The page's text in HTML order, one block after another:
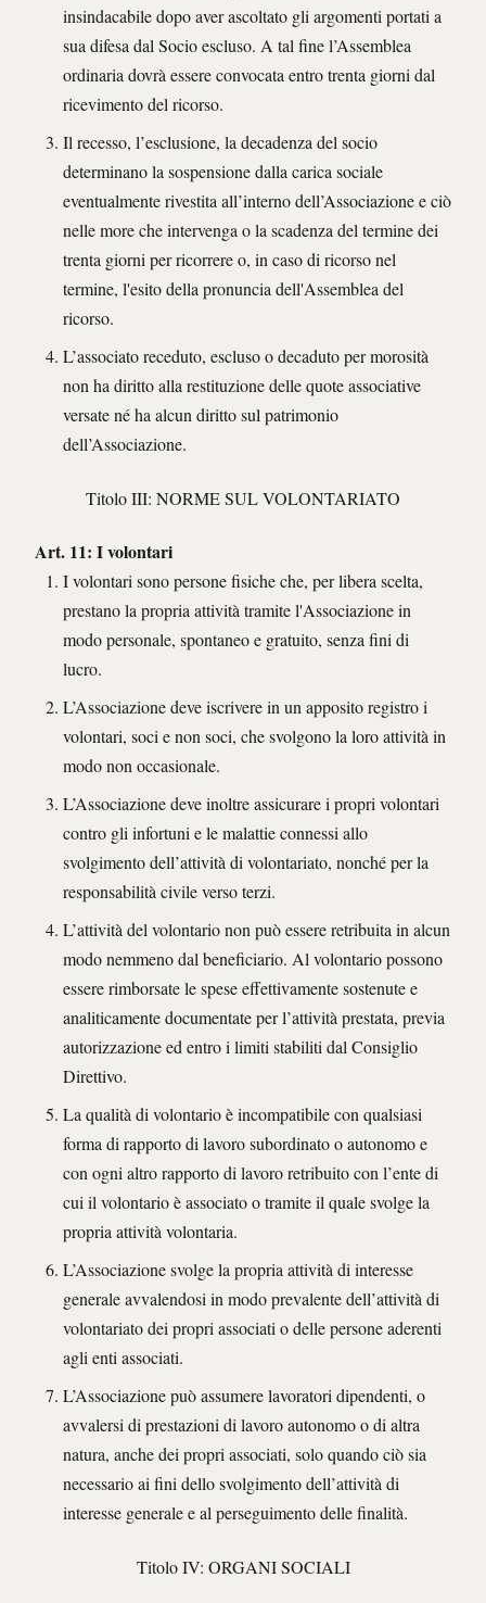
insindacabile dopo aver ascoltato gli argomenti portati a
sua difesa dal Socio escluso. A tal fine l’Assemblea
ordinaria dovrà essere convocata entro trenta giorni dal
ricevimento del ricorso.
Il recesso, l’esclusione, la decadenza del socio
determinano la sospensione dalla carica sociale
eventualmente rivestita all’interno dell’Associazione e ciò
nelle more che intervenga o la scadenza del termine dei
trenta giorni per ricorrere o, in caso di ricorso nel
termine, l'esito della pronuncia dell'Assemblea del
ricorso.
L’associato receduto, escluso o decaduto per morosità
non ha diritto alla restituzione delle quote associative
versate né ha alcun diritto sul patrimonio
dell’Associazione.
Titolo III: NORME SUL VOLONTARIATO
Art. 11: I volontari
I volontari sono persone fisiche che, per libera scelta,
prestano la propria attività tramite l'Associazione in
modo personale, spontaneo e gratuito, senza fini di
lucro.
L’Associazione deve iscrivere in un apposito registro i
volontari, soci e non soci, che svolgono la loro attività in
modo non occasionale.
L’Associazione deve inoltre assicurare i propri volontari
contro gli infortuni e le malattie connessi allo
svolgimento dell’attività di volontariato, nonché per la
responsabilità civile verso terzi.
L’attività del volontario non può essere retribuita in alcun
modo nemmeno dal beneficiario. Al volontario possono
essere rimborsate le spese effettivamente sostenute e
analiticamente documentate per l’attività prestata, previa
autorizzazione ed entro i limiti stabiliti dal Consiglio
Direttivo.
La qualità di volontario è incompatibile con qualsiasi
forma di rapporto di lavoro subordinato o autonomo e
con ogni altro rapporto di lavoro retribuito con l’ente di
cui il volontario è associato o tramite il quale svolge la
propria attività volontaria.
L’Associazione svolge la propria attività di interesse
generale avvalendosi in modo prevalente dell’attività di
volontariato dei propri associati o delle persone aderenti
agli enti associati.
L’Associazione può assumere lavoratori dipendenti, o
avvalersi di prestazioni di lavoro autonomo o di altra
natura, anche dei propri associati, solo quando ciò sia
necessario ai fini dello svolgimento dell’attività di
interesse generale e al perseguimento delle finalità.
Titolo IV: ORGANI SOCIALI